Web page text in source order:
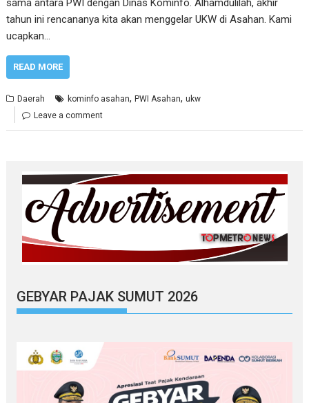
sama antara PWI dengan Dinas Kominfo. Alhamdulilah, akhir
tahun ini rencananya kita akan menggelar UKW di Asahan. Kami
ucapkan…
READ MORE
Daerah kominfo asahan,PWI Asahan,ukw
Leave a comment
GEBYAR PAJAK SUMUT 2026